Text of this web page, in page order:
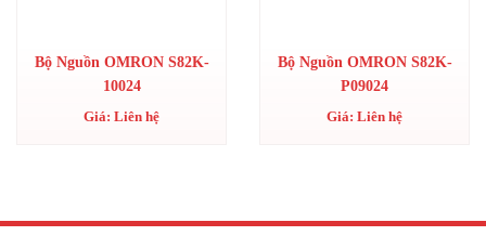
Bộ Nguồn OMRON S82K-
10024
Giá: Liên hệ
Bộ Nguồn OMRON S82K-
P09024
Giá: Liên hệ